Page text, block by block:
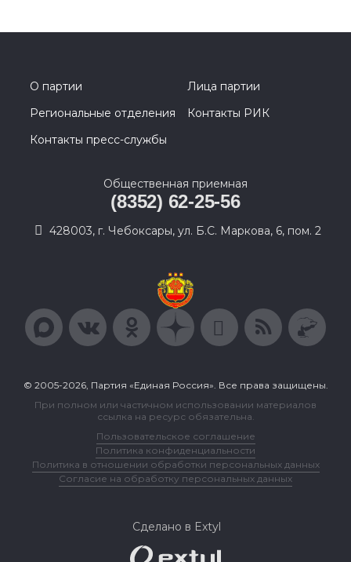
О партии
Лица партии
Региональные отделения
Контакты РИК
Контакты пресс-службы
Общественная приемная
(8352) 62-25-56
428003, г. Чебоксары, ул. Б.С. Маркова, 6, пом. 2
© 2005-2026, Партия «Единая Россия». Все права защищены.
При полном или частичном использовании материалов
ссылка на ресурс обязательна.
Пользовательское соглашение
Политика конфиденциальности
Политика в отношении обработки персональных данных
Согласие на обработку персональных данных
Сделано в Extyl